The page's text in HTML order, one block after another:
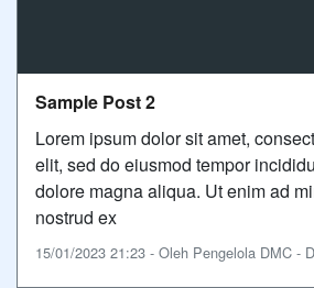
Sample Post 2
Lorem ipsum dolor sit amet,
elit, sed do eiusmod tempor
dolore magna aliqua. Ut enim ad
nostrud ex
15/01/2023 21:23 - Oleh Pengelola DMC -